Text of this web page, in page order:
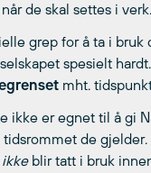
de skal settes i verk.
grep for å ta i
spesielt
mht.
ikke er egnet til å gi
de
ikkeblir tatt i bruk